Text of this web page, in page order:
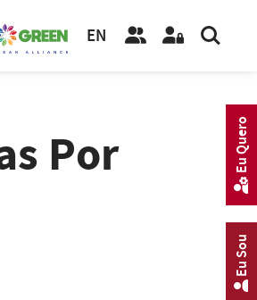
EN
Por
Eu Sou
Eu Quero